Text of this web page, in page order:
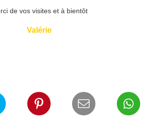
de vos visites et à bientôt
Valérie